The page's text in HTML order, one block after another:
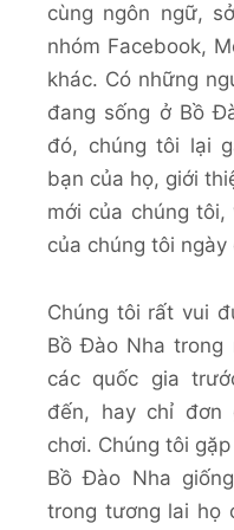
cùng ngôn ngữ,
nhóm Facebook,
khác. Có những
đang sống ở Bồ
đó, chúng tôi lại
bạn của họ, giới
mới của chúng
của chúng tôi ngày
Chúng tôi rất vui
Bồ Đào Nha trong
các quốc gia
đến, hay chỉ đơn
chơi. Chúng tôi
Bồ Đào Nha
trong tương lai họ